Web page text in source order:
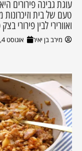
עוגת גבינה פירורים
טעם של בית
ואוורירי לבין פירורי
מירב בן יאיר אוגוסט 4, 2026